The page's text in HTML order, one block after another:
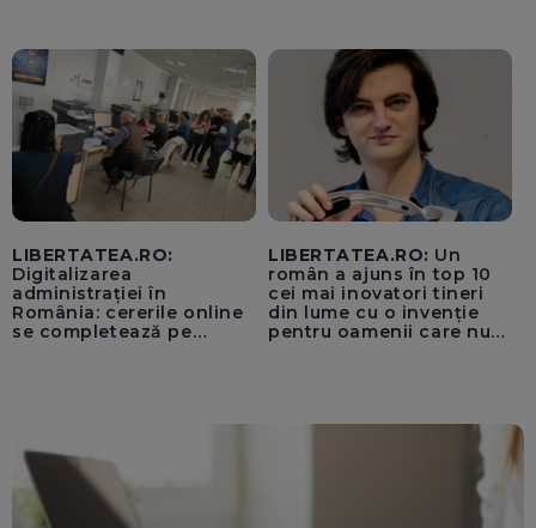
pentru instaurarea
„cenzurii” pe platforma X
LIBERTATEA.RO:
Digitalizarea
administrației în
România: cererile online
se completează pe
LIBERTATEA.RO: Un
român a ajuns în top 10
cei mai inovatori tineri
din lume cu o invenție
pentru oamenii care nu